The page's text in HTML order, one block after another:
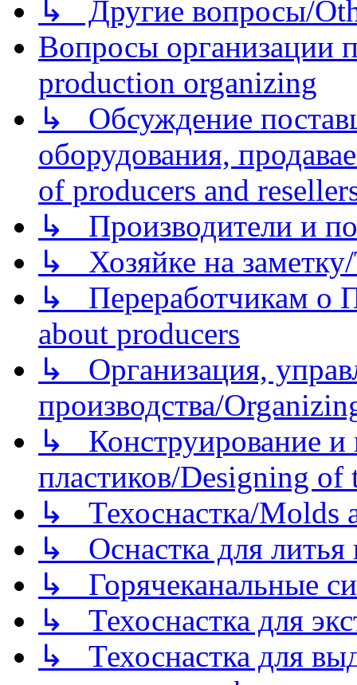
↳ Другие вопросы/
Вопросы организации
production organizing
↳ Обсуждение
оборудования,
of producers and
↳ Производители и
↳ Хозяйке на
↳ Переработчикам о
about producers
↳ Организация,
производства/
↳ Конструирование и
пластиков/Designing of
↳ Техоснастка/Molds
↳ Оснастка для литья
↳ Горячеканальные
↳ Техоснастка для
↳ Техоснастка для